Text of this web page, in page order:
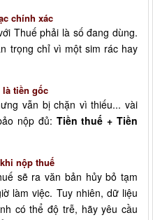
chính xác
Thuế phải là số đang dùng.
trọng chỉ vì một sim rác hay
tiền gốc
vẫn bị chặn vì thiếu... vài
nộp đủ: Tiền thuế + Tiền
nộp thuế
sẽ ra văn bản hủy bỏ tạm
làm việc. Tuy nhiên, dữ liệu
có thể độ trễ, hãy yêu cầu